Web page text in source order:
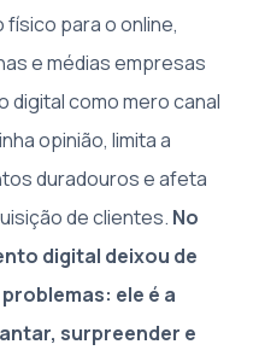
para o online,
e médias empresas
digital como mero canal
opinião, limita a
duradouros e afeta
de clientes. No
digital deixou de
ele é a
surpreender e